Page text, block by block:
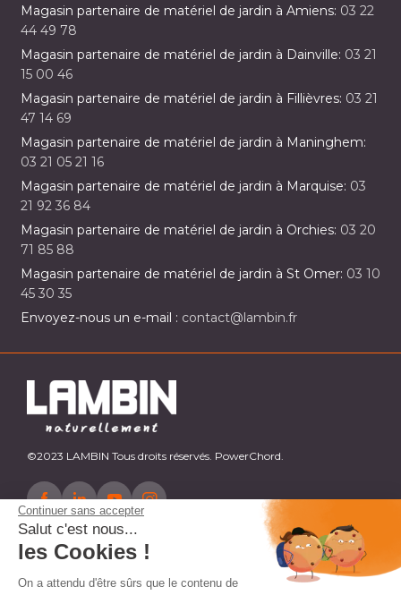
Continuer sans accepter
Salut c'est nous...
les Cookies !
On a attendu d'être sûrs que le contenu de
Magasin partenaire de matériel de jardin à Amiens: 03 22
44 49 78
Magasin partenaire de matériel de jardin à Dainville: 03 21
15 00 46
Magasin partenaire de matériel de jardin à Fillièvres: 03 21
47 14 69
Magasin partenaire de matériel de jardin à Maninghem:
03 21 05 21 16
Magasin partenaire de matériel de jardin à Marquise: 03
21 92 36 84
Magasin partenaire de matériel de jardin à Orchies: 03 20
71 85 88
Magasin partenaire de matériel de jardin à St Omer: 03 10
45 30 35
Envoyez-nous un e-mail : contact@lambin.fr
©2023 LAMBIN Tous droits réservés. PowerChord.